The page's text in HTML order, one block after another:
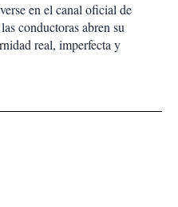
en el canal oficial de
conductoras abren su
real, imperfecta y